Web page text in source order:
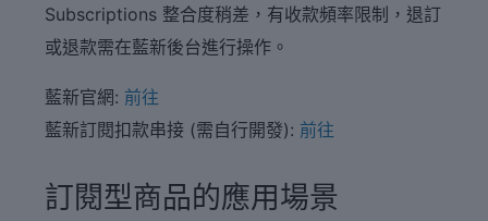
Subscriptions 整合度稍差，有收款頻率限制，退訂
或退款需在藍新後台進行操作。
藍新官網: 前往
藍新訂閱扣款串接 (需自行開發): 前往
訂閱型商品的應用場景